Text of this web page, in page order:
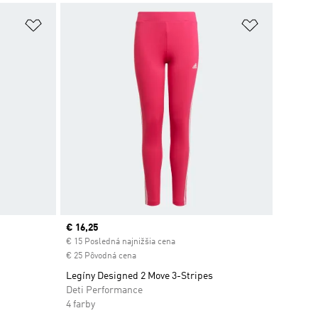
Pridať do zoznamu želaných položiek
Current price
€ 16,25
€ 15 Posledná najnižšia cena
€ 25 Pôvodná cena
Legíny Designed 2 Move 3-Stripes
Deti Performance
4 farby